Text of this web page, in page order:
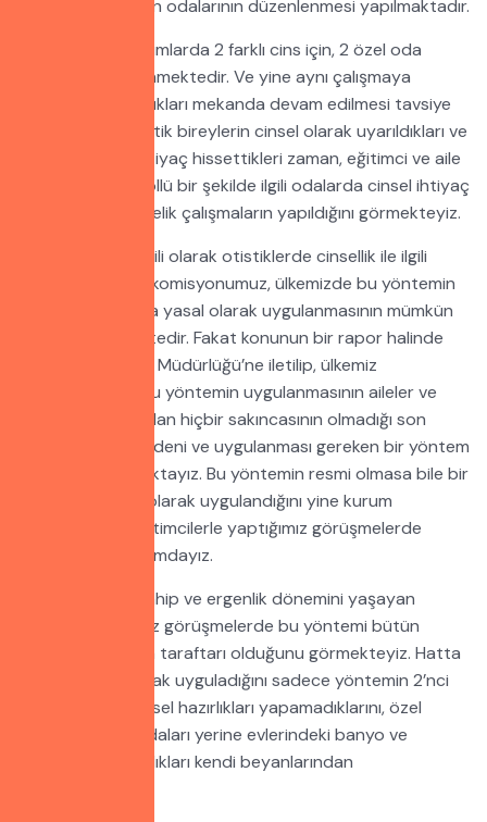
özel mastübasyon odalarının düzenlenmesi yapılmaktadır.
Bu uygulama kurumlarda 2 farklı cins için, 2 özel oda
şeklinde düzenlenmektedir. Ve yine aynı çalışmaya
ailelerin de yaşadıkları mekanda devam edilmesi tavsiye
edilmektedir. Otistik bireylerin cinsel olarak uyarıldıkları ve
bu konu ile ilgili ihtiyaç hissettikleri zaman, eğitimci ve aile
tarafından kontrollü bir şekilde ilgili odalarda cinsel ihtiyaç
giderilmesine yönelik çalışmaların yapıldığını görmekteyiz.
Bu yöntemlerle ilgili olarak otistiklerde cinsellik ile ilgili
araştırma yapan komisyonumuz, ülkemizde bu yöntemin
kurumsal anlamda yasal olarak uygulanmasının mümkün
olmadığını bilmektedir. Fakat konunun bir rapor halinde
Özel Eğitim Genel Müdürlüğü’ne iletilip, ülkemiz
normlarında da bu yöntemin uygulanmasının aileler ve
eğitimciler açısından hiçbir sakıncasının olmadığı son
derece insani, medeni ve uygulanması gereken bir yöntem
olduğuna inanmaktayız. Bu yöntemin resmi olmasa bile bir
çok kurumda fiili olarak uygulandığını yine kurum
yöneticileri ve eğitimcilerle yaptığımız görüşmelerde
tespit etmiş durumdayız.
Otistik çocuğa sahip ve ergenlik dönemini yaşayan
ailelerle yaptığımız görüşmelerde bu yöntemi bütün
ailelerin uygulama taraftarı olduğunu görmekteyiz. Hatta
bazılarının fiili olarak uyguladığını sadece yöntemin 2’nci
aşaması olan fiziksel hazırlıkları yapamadıklarını, özel
mastürbasyon odaları yerine evlerindeki banyo ve
tuvaletleri kullandıkları kendi beyanlarından